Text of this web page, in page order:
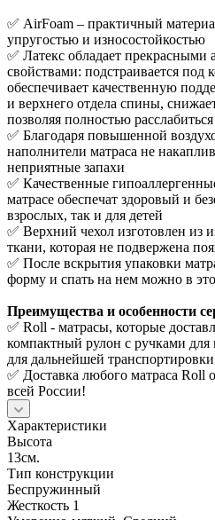
✅ AirFoam – практичный
упругостью и износостойкостью
✅ Латекс обладает прекрасными
свойствами: подстраивается под
обеспечивает качественную
и верхнего отдела спины,
позволяя полностью расслабиться
✅ Благодаря повышенной
наполнители матраса не
неприятные запахи
✅ Качественные
матрасе обеспечат здоровый и
взрослых, так и для детей
✅ Верхний чехол изготовлен из
ткани, которая не подвержена
✅ После вскрытия упаковки
форму и спать на нем можно в
Преимущества и особенности
✅ Roll - матрасы, которые
компактный рулон с ручками для
для дальнейшей
✅ Доставка любого матраса Roll
всей России!
Характеристики
Высота
13см.
Тип конструкции
Беспружинный
Жесткость 1